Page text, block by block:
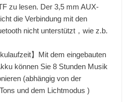
zu lesen. Der 3,5 mm AUX-
die Verbindung mit den
nicht unterstützt，wie z.b.
】Mit dem eingebauten
können Sie 8 Stunden Musik
(abhängig von der
und dem Lichtmodus )